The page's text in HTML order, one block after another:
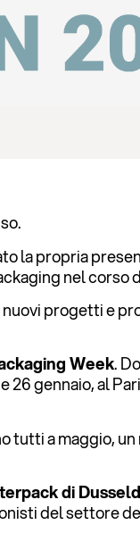
la propria
nel corso
progetti e
Week.
26 gennaio, al
tutti a maggio,
di
del settore